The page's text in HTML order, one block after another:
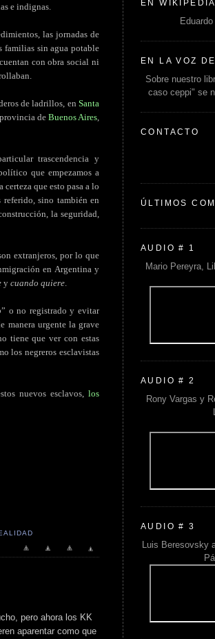
e indignas.
las jornadas de
familias sin agua potable
con obra social ni
de ladrillos, enSanta
deBuenos Aires,
trascendencia y
que empezamos a
que esto pasa a lo
sino también en
la seguridad,
extranjeros, por lo que
en Argentina y
y cuando quiere.
” o no registrado y evitar
manera urgente la grave
tiene que ver con estas
los negreros esclavistas
nuevos esclavos, los
pero ahora los KK
aparentar como que
EN WIKIPEDIA
EN LA VOZ
Sobre nuestro
caso ceppi" se
CONTACTO
ÚLTIMOS
AUDIO # 1
Mario Pereyra,
AUDIO # 2
Rony Vargas y
AUDIO # 3
Luis Beresovsky